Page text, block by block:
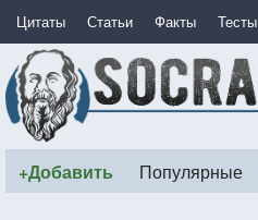
Цитаты Статьи Факты Тесты
+Добавить Популярные